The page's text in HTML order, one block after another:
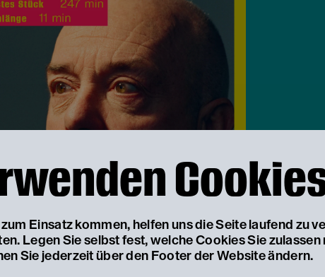
Einsatz kommen, helfen uns die Seite laufend zu
Legen Sie selbst fest, welche Cookies Sie zulassen
Sie jederzeit über den Footer der Website ändern.